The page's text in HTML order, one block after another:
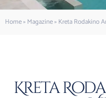
Home»Magazine»Kreta Rodakino
Kreta